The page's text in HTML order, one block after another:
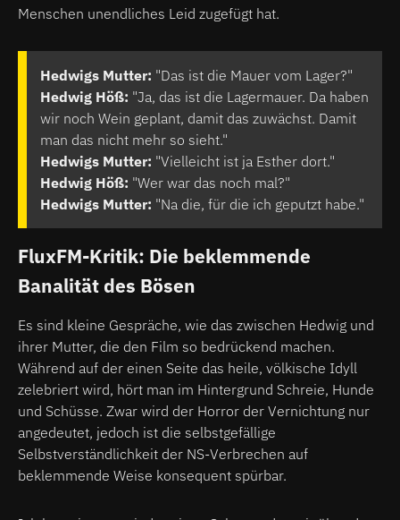
Menschen unendliches Leid zugefügt hat.
Hedwigs Mutter: "Das ist die Mauer vom Lager?"
Hedwig Höß: "Ja, das ist die Lagermauer. Da haben
wir noch Wein geplant, damit das zuwächst. Damit
man das nicht mehr so sieht."
Hedwigs Mutter: "Vielleicht ist ja Esther dort."
Hedwig Höß: "Wer war das noch mal?"
Hedwigs Mutter: "Na die, für die ich geputzt habe."
FluxFM-Kritik: Die beklemmende
Banalität des Bösen
Es sind kleine Gespräche, wie das zwischen Hedwig und
ihrer Mutter, die den Film so bedrückend machen.
Während auf der einen Seite das heile, völkische Idyll
zelebriert wird, hört man im Hintergrund Schreie, Hunde
und Schüsse. Zwar wird der Horror der Vernichtung nur
angedeutet, jedoch ist die selbstgefällige
Selbstverständlichkeit der NS-Verbrechen auf
beklemmende Weise konsequent spürbar.